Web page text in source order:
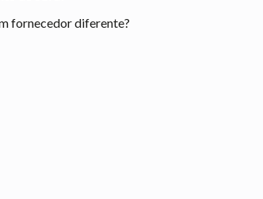
fornecedor diferente?